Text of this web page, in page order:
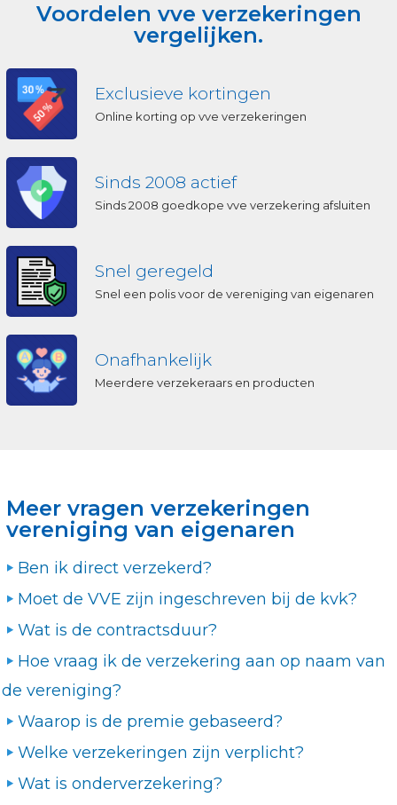
Voordelen vve verzekeringen
vergelijken.
Exclusieve kortingen
Online korting op vve verzekeringen
Sinds 2008 actief
Sinds 2008 goedkope vve verzekering afsluiten
Snel geregeld
Snel een polis voor de vereniging van eigenaren
Onafhankelijk
Meerdere verzekeraars en producten
Meer vragen verzekeringen
vereniging van eigenaren
Ben ik direct verzekerd?
Moet de VVE zijn ingeschreven bij de kvk?
Wat is de contractsduur?
Hoe vraag ik de verzekering aan op naam van
de vereniging?
Waarop is de premie gebaseerd?
Welke verzekeringen zijn verplicht?
Wat is onderverzekering?